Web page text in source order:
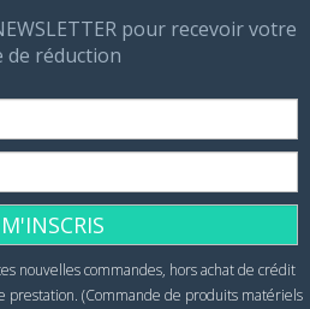
pour recevoir votre
de réduction
M'INSCRIS
nouvelles commandes, hors achat de crédit
(Commande de produits matériels